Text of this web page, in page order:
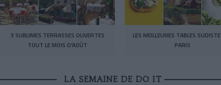
3 SUBLIMES TERRASSES OUVERTES
TOUT LE MOIS D’AOÛT
LES MEILLEURES TABLES
PARIS
LA SEMAINE DE DO IT